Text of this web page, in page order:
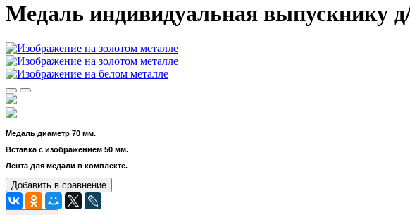
Медаль индивидуальная выпускнику
Медаль диаметр 70 мм.
Вставка с изображением 50 мм.
Лента для медали в комплекте.
Добавить в сравнение